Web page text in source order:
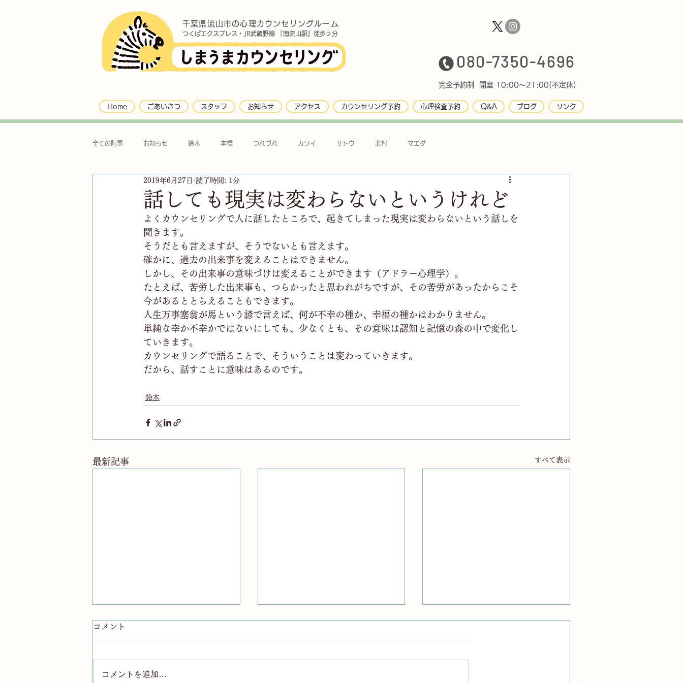
千葉県流山市の心理カウンセリングルーム
つくばエクスプレス・JR武蔵野線 『南流山駅』徒歩２分
080-7350-4696
完全予約制 開室 10:00〜21:00(不定休)
Home ごあいさつ スタッフ お知らせ アクセス カウンセリング予約 心理検査予約 Q&A ブログ リンク
全ての記事 お知らせ 鈴木 本橋 つれづれ カワイ サトウ 北村 マエダ
話しても現実は変わらないというけれど
2019年6月27日 読了時間: 1分
よくカウンセリングで人に話したところで、起きてしまった現実は変わらないという話しを
聞きます。
そうだとも言えますが、そうでないとも言えます。
確かに、過去の出来事を変えることはできません。
しかし、その出来事の意味づけは変えることができます（アドラー心理学）。
たとえば、苦労した出来事も、つらかったと思われがちですが、その苦労があったからこそ
今があるととらえることもできます。
人生万事塞翁が馬という諺で言えば、何が不幸の種か、幸福の種かはわかりません。
単純な幸か不幸かではないにしても、少なくとも、その意味は認知と記憶の森の中で変化し
ていきます。
カウンセリングで語ることで、そういうことは変わっていきます。
だから、話すことに意味はあるのです。
鈴木
最新記事 すべて表示
コメント
コメントを追加…